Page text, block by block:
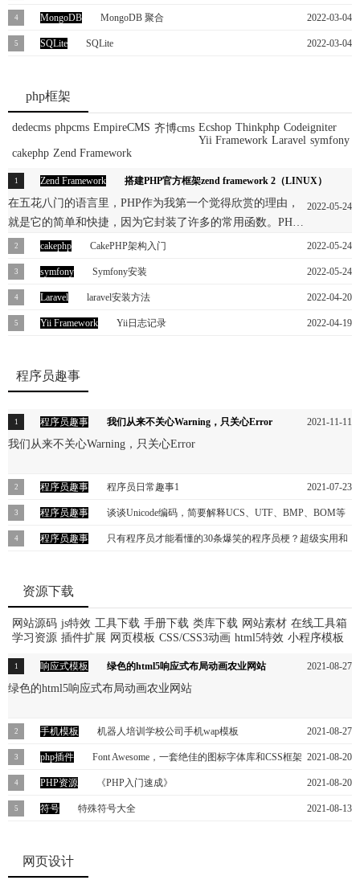
yuminstallmysql-y1.连接到本机上的MySQL：mysql-u用户名-D库名-p
用户密码2.连接到远程主机上的MySQL：mysql-h主机地址-u用户名-D
库名-p用户密码 3.不登陆数据库执行MySQL命令：mysql-h主机地址-u
Oracle Database，又名Oracle RDBMS，简称Oracle。是甲骨文公司推出
的一款关系数据库管理系统。 Oracle数据库系统是目前世界上流行的
关系数据库管理系统，拥有可移植性好、使用方便、功能强等优点，
性好的、适应高吞吐量的数据库解决方案。 Oracle数据库会创建一个
表空间，再创建用户，用户去创建表。
MongoDB MongoDB 聚合 2022-03-04
MongoDB中聚合(aggregate)主要用于处理数据(诸如统计平均值,求和
SQLite SQLite 2022-03-04
域项目。它的设计目标是嵌入式的，而且已经在很多嵌入式产品中使
用了它，它占用资源非常的低，在嵌入式设备中，可能只需要几百K
php框架
dedecms phpcms EmpireCMS 齐博cms Ecshop Thinkphp Codeigniter
Yii Framework Laravel symfony
cakephp Zend Framework
Zend Framework 搭建PHP官方框架zend framework 2（LINUX）
2022-05-24
在五花八门的语言里，PHP作为我第一个觉得欣赏的理由，
就是它的简单和快捷，因为它封装了许多的常用函数。PHP
作为网站中一种算作比较流行的语言，也产生各种优秀的框
这些框架中属zend framework似乎不太尽人意，因为作为官方
的框架，大家给予的期望也是比较高的，但是在国内这个框
架用的并不多。
cakephp CakePHP架构入门 2022-05-24
（一）简介 本文主要介绍CakePHP架构，及怎样安装配置使用此架构
入门进行开发。（二）需求（1）了解基本PHP 代码。（2）已配置
Apache＋MySQL+PHP的开发环境。（三）正文（1） Cak
symfony Symfony安装 2022-05-24
Symfony安装：1，下载Symfony2，解压到项目根目录下面，Symfony
文件夹的结构如下：
Laravel laravel安装方法 2022-04-20
laravel，laravel文档1laravel文档2安装：方法1：下载：进入要安装目
安装laravel的依赖包及自动生成应用程序密钥
Yii Framework Yii日志记录 2022-04-19
http://www.yiiframework.com/doc/guide/1.1/zh_cn/topics.logging，在文
以使用
程序员趣事
程序员趣事 我们从来不关心Warning，只关心Error 2021-11-11
我们从来不关心Warning，只关心Error
程序员趣事 程序员日常趣事1 2021-07-23
分享程序员的日常趣事：A：做IT太难了。数据越来越多，预算越来
越小，好基友越来越多，女朋友越来越少。如果我想换一行怎么办？
程序员趣事 谈谈Unicode编码，简要解释UCS、UTF、BMP、BOM等
名词 2019-12-18
地了解一些原来不清楚的概念 ...
程序员趣事 只有程序员才能看懂的30条爆笑的程序员梗？超级实用和
很多网友都认为程序员必定是非常古板，整天只会敲键盘的码农。其
实这种看法是非常片面的。真正优秀的程序员，不仅精通程序的编
写，还是某些领域的专家。许多“码农”也会发生很多让人啼笑皆非的
趣事，这些故事你的身边有发生过吗？
资源下载
网站源码 js特效 工具下载 手册下载 类库下载 网站素材 在线工具箱
学习资源 插件扩展 网页模板 CSS/CSS3动画 html5特效 小程序模板
响应式模板 绿色的html5响应式布局动画农业网站 2021-08-27
绿色的html5响应式布局动画农业网站
手机模板 机器人培训学校公司手机wap模板 2021-08-27
机器人培训学校公司手机wap模板
php插件 Font Awesome，一套绝佳的图标字体库和CSS框架 2021-08-20
Font Awesome为您提供可缩放的矢量图标，您可以使用CSS所提供的
所有特性对它们进行更改，包括：大小、颜色、阴影或者其它任何支
持的效果。
PHP资源 《PHP入门速成》 2021-08-20
《PHP入门速成》是很好的php入门资料，连数据库，分页都有介绍。
符号 特殊符号大全 2021-08-13
网页设计